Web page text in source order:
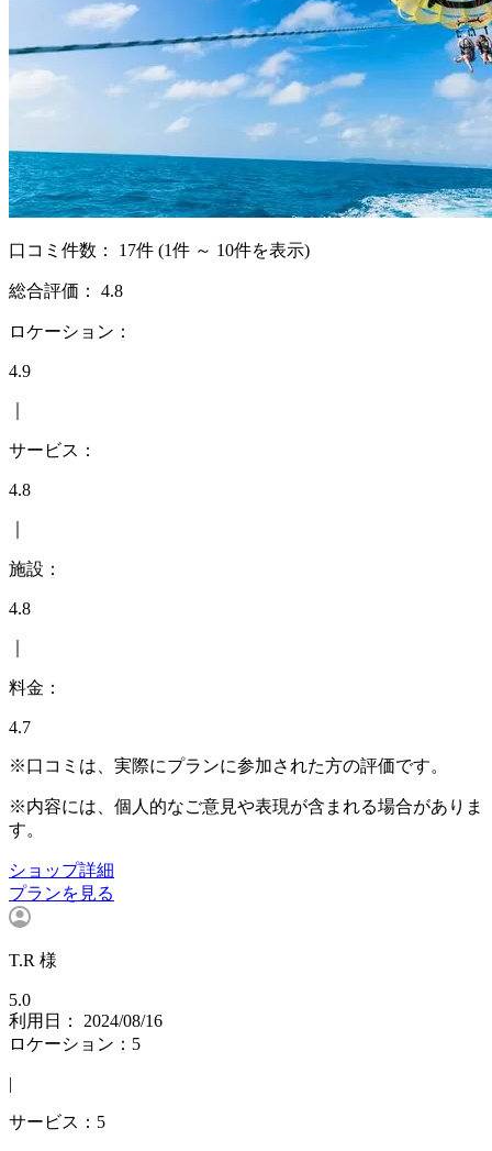
口コミ件数： 17件 (1件 ～ 10件を表示)
総合評価： 4.8
ロケーション：
4.9
サービス：
4.8
施設：
4.8
料金：
4.7
※口コミは、実際にプランに参加された方の評価です。
※内容には、個人的なご意見や表現が含まれる場合がありま
す。
ショップ詳細
プランを見る
T.R 様
5.0
利用日： 2024/08/16
ロケーション：5
|
サービス：5